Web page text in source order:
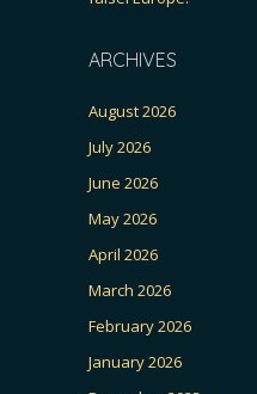
ARCHIVES
August 2026
July 2026
June 2026
May 2026
April 2026
March 2026
February 2026
January 2026